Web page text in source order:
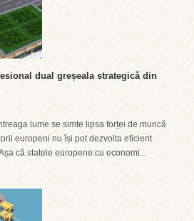
dual greșeala strategică din
lume se simte lipsa forței de muncă
europeni nu își pot dezvolta eficient
că statele europene cu economi...